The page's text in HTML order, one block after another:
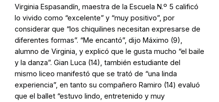
Virginia Espasandín, maestra de la Escuela N.º 5 calificó
lo vivido como “excelente” y “muy positivo”, por
considerar que “los chiquilines necesitan expresarse de
diferentes formas”. “Me encantó”, dijo Máximo (9),
alumno de Virginia, y explicó que le gusta mucho “el baile
y la danza”. Gian Luca (14), también estudiante del
mismo liceo manifestó que se trató de “una linda
experiencia”, en tanto su compañero Ramiro (14) evaluó
que el ballet “estuvo lindo, entretenido y muy